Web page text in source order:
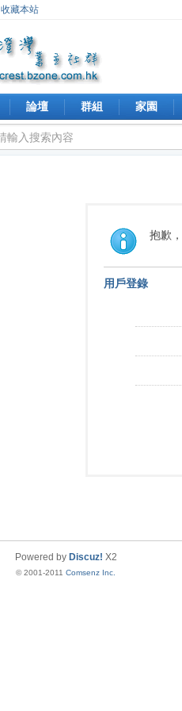
收藏本站
論壇 群組 家園
抱歉
用戶登錄
Powered by Discuz! X2
© 2001-2011 Comsenz Inc.